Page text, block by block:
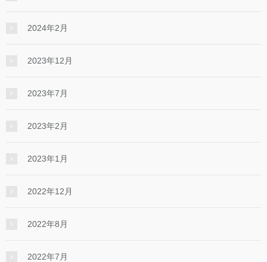
2024年2月
2023年12月
2023年7月
2023年2月
2023年1月
2022年12月
2022年8月
2022年7月